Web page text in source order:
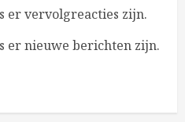
er vervolgreacties zijn.
er nieuwe berichten zijn.